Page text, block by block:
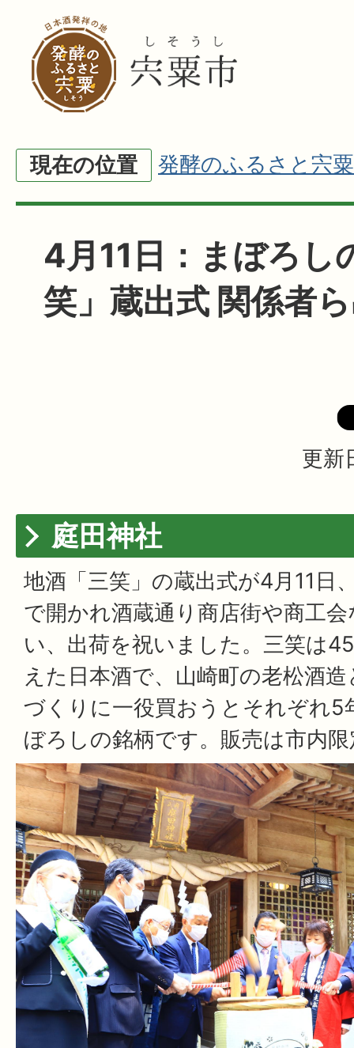
現在の位置 発酵のふるさと宍粟
4月11日：まぼろし
笑」蔵出式 関係者
更新
庭田神社
地酒「三笑」の蔵出式が4月11日
で開かれ酒蔵通り商店街や商工
い、出荷を祝いました。三笑は
えた日本酒で、山崎町の老松酒
づくりに一役買おうとそれぞれ5
ぼろしの銘柄です。販売は市内